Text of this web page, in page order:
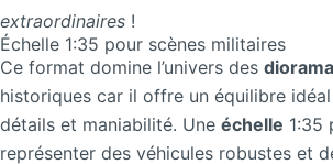
extraordinaires !
Échelle 1:35 pour scènes militaires
Ce format domine l’univers des
historiques car il offre un équilibre
détails et maniabilité. Une échelle 1:35
représenter des véhicules robustes et